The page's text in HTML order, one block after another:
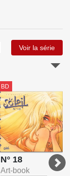
Voir la série
BD
N° 18
Art-book